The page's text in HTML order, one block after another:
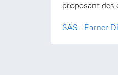
proposant des
SAS - Earner